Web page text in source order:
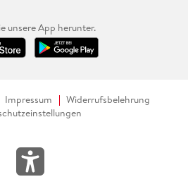
unsere App herunter.
Impressum
Widerrufsbelehrung